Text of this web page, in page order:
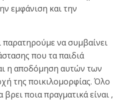
εμφάνιση και την
να συμβαίνει
που τα παιδιά
η αποδόμηση αυτών των
της ποικιλομορφίας. Όλο
βρει ποια πραγματικά είναι ,